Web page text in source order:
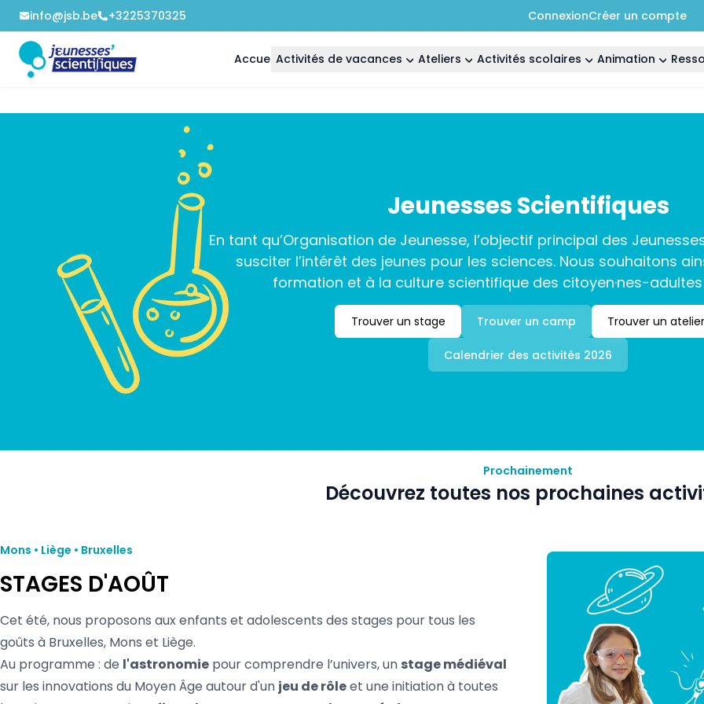
info@jsb.be +3225370325 ConnexionCréer un compte
Accueil Activités de vacances Ateliers Activités scolaires Animation
Jeunesses Scientifiques
En tant qu’Organisation de Jeunesse, l’objectif principal des
susciter l’intérêt des jeunes pour les sciences. Nous souhaitons
formation et à la culture scientifique des citoyen·nes-
Trouver un stage Trouver un camp Trouver un
Calendrier des activités 2026
Prochainement
Découvrez toutes nos prochaines
Mons • Liège • Bruxelles
STAGES D'AOÛT
Cet été, nous proposons aux enfants et adolescents des stages pour tous les
goûts à Bruxelles, Mons et Liège.
Au programme : de l'astronomie pour comprendre l’univers, un stage médiéval
sur les innovations du Moyen Âge autour d'un jeu de rôleet une initiation à toutes